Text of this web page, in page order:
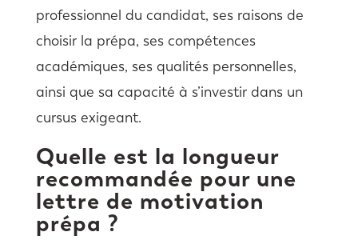
professionnel du candidat, ses raisons de
choisir la prépa, ses compétences
académiques, ses qualités personnelles,
ainsi que sa capacité à s’investir dans un
cursus exigeant.
Quelle est la longueur
recommandée pour une
lettre de motivation
prépa ?